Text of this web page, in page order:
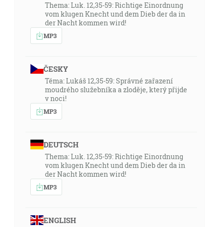
Thema: Luk. 12,35-59: Richtige Einordnung
vom klugen Knecht und dem Dieb der da in
der Nacht kommen wird!
MP3
ČESKY
Téma: Lukáš 12,35-59: Správné zařazení
moudrého služebníka a zloděje, který přijde
v noci!
MP3
DEUTSCH
Thema: Luk. 12,35-59: Richtige Einordnung
vom klugen Knecht und dem Dieb der da in
der Nacht kommen wird!
MP3
ENGLISH